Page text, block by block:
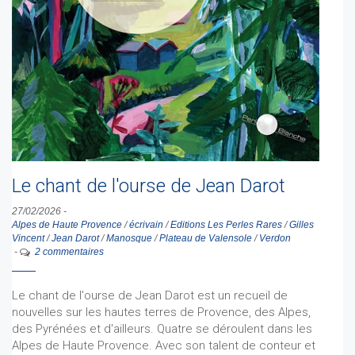
Le chant de l'ourse de Jean Darot
27/02/2026 -
Alpes de Haute Provence/écrivain /Editions Les Perles Rares/Gilles
Vincent/Jean Darot/Manosque/Plateau de Valensole/ Verdon
-
2 commentaires
Le chant de l'ourse de Jean Darot est un recueil de
nouvelles sur les hautes terres de Provence, des Alpes,
des Pyrénées et d'ailleurs. Quatre se déroulent dans les
Alpes de Haute Provence. Avec son talent de conteur et